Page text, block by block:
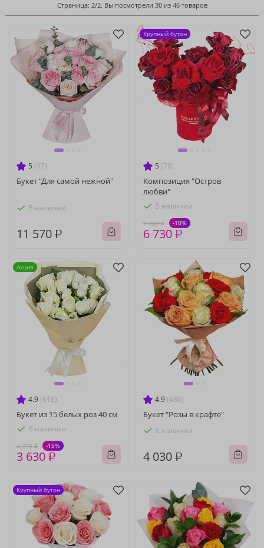
Страница: 2/2. Вы посмотрели 30 из 46 товаров
5 (47)
Букет "Для самой нежной"
В наличии
11 570 ₽
5 (78)
Композиция "Остров
любви"
В наличии
7 480 ₽ -10%
6 730 ₽
Крупный бутон
4.9 (618)
Букет из 15 белых роз 40 см
В наличии
4 270 ₽ -15%
3 630 ₽
Акция
4.9 (486)
Букет "Розы в крафте"
В наличии
4 030 ₽
Крупный бутон